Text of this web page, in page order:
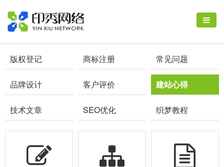
版权登记 商标注册 常见问题
品牌设计 客户评价 建站心得
技术文章 SEO优化 织梦教程